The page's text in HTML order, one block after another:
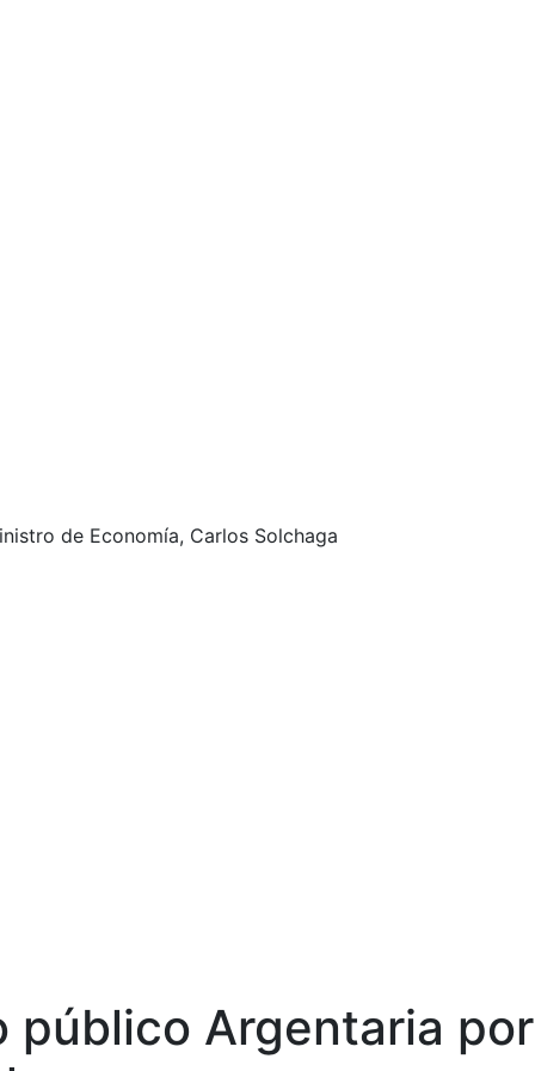
de Economía, Carlos Solchaga
público Argentaria por